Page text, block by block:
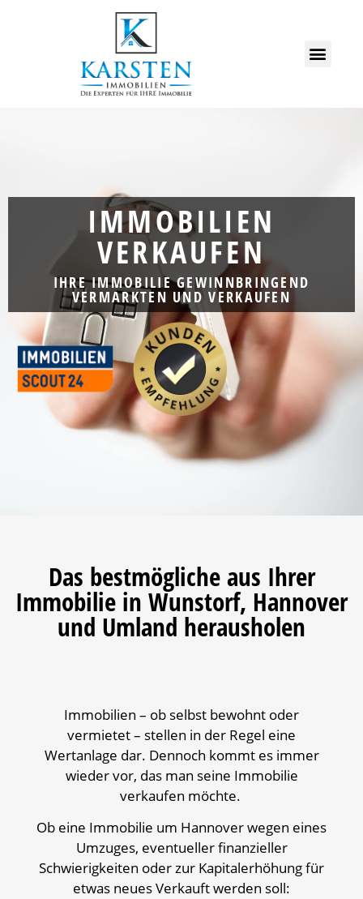
IMMOBILIEN
VERKAUFEN
IHRE IMMOBILIE GEWINNBRINGEND
VERMARKTEN UND VERKAUFEN
Das bestmögliche aus Ihrer
Immobilie in Wunstorf, Hannover
und Umland herausholen
Immobilien – ob selbst bewohnt oder
vermietet – stellen in der Regel eine
Wertanlage dar. Dennoch kommt es immer
wieder vor, das man seine Immobilie
verkaufen möchte.
Ob eine Immobilie um Hannover wegen eines
Umzuges, eventueller finanzieller
Schwierigkeiten oder zur Kapitalerhöhung für
etwas neues Verkauft werden soll: